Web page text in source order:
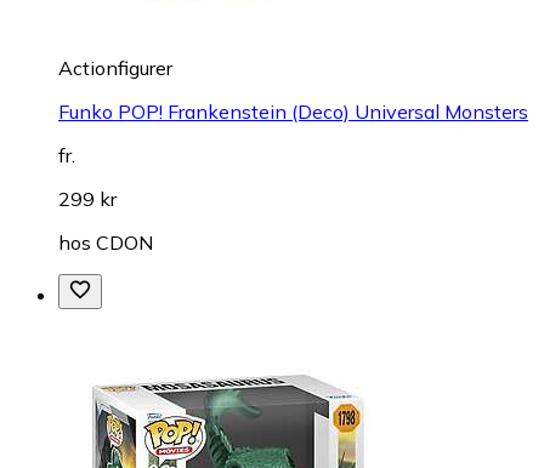
Actionfigurer
Funko POP! Frankenstein (Deco) Universal Monsters
fr.
299 kr
hos CDON